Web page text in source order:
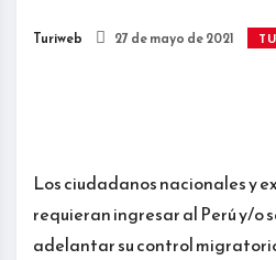
Turiweb 27 de mayo de 2021
Los ciudadanos nacionales y
requieran ingresar al Perú y/o
adelantar su control